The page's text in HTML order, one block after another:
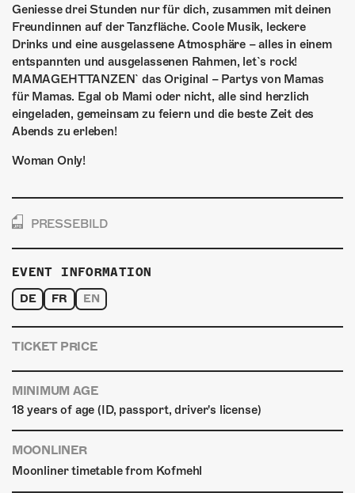
MITMACHEN
Geniesse drei Stunden nur für dich, zusammen mit deinen
Freundinnen auf der Tanzfläche. Coole Musik, leckere
Drinks und eine ausgelassene Atmosphäre – alles in einem
entspannten und ausgelassenen Rahmen, let`s rock!
MAMAGEHTTANZEN` das Original – Partys von Mamas
für Mamas. Egal ob Mami oder nicht, alle sind herzlich
eingeladen, gemeinsam zu feiern und die beste Zeit des
Abends zu erleben!
Woman Only!
PRESSEBILD
EVENT INFORMATION
DE FR EN
TICKET PRICE
MINIMUM AGE
18 years of age (ID, passport, driver's license)
MOONLINER
Moonliner timetable from Kofmehl